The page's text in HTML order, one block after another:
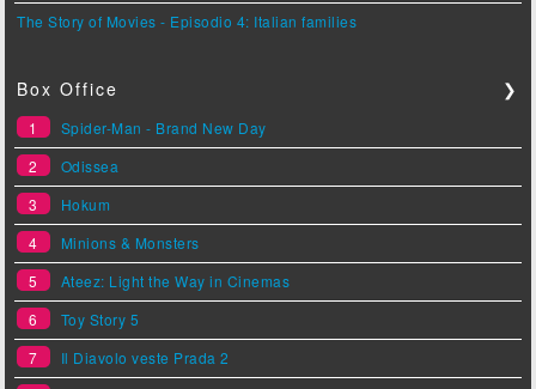
The Story of Movies - Episodio 4: Italian families
Box Office ❯
1
Spider-Man - Brand New Day
2
Odissea
3
Hokum
4
Minions & Monsters
5
Ateez: Light the Way in Cinemas
6
Toy Story 5
7
Il Diavolo veste Prada 2